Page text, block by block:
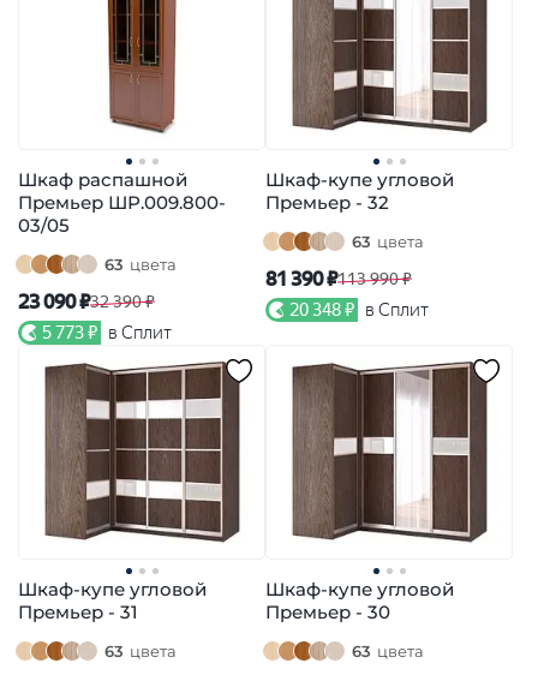
Шкаф распашной
Премьер ШР.009.800-
03/05
63 цвета
23 090 ₽32 390 ₽
5 773 ₽ в Сплит
Шкаф-купе угловой
Премьер - 32
63 цвета
81 390 ₽113 990 ₽
20 348 ₽ в Сплит
Шкаф-купе угловой
Премьер - 31
63 цвета
Шкаф-купе угловой
Премьер - 30
63 цвета